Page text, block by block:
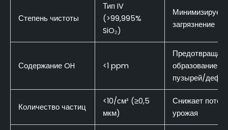
Степень чистоты
Тип IV
(>99,995%
SiO₂)
Минимизирует
загрязнение
Содержание OH <1 ppm
Предотвращает
образование
пузырей/
Количество частиц
<10/см² (≥0,5
мкм)
Снижает
урожая